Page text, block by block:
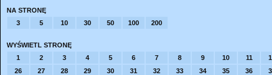
NA STRONĘ
3
5 10 30 50 100 200
WYŚWIETL STRONĘ
1
2 3 4 5 6 7 8 9 10 11
26
27 28 29 30 31 32 33 34 35 36